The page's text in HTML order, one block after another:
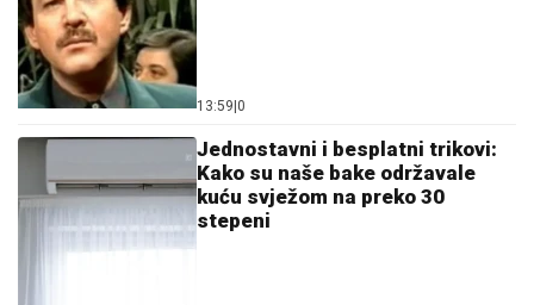
13:59 0
Jednostavni i besplatni trikovi:
Kako su naše bake održavale
kuću svježom na preko 30
stepeni